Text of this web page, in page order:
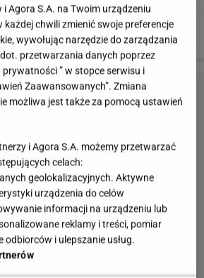
Agora S.A. na Twoim urządzeniu
każdej chwili zmienić swoje preferencje
wywołując narzędzie do zarządzania
przetwarzania danych poprzez
” w stopce serwisu i
Zaawansowanych”. Zmiana
możliwa jest także za pomocą ustawień
i Agora S.A. możemy przetwarzać
celach:
geolokalizacyjnych. Aktywne
urządzenia do celów
informacji na urządzeniu lub
reklamy i treści, pomiar
odbiorców i ulepszanie usług.